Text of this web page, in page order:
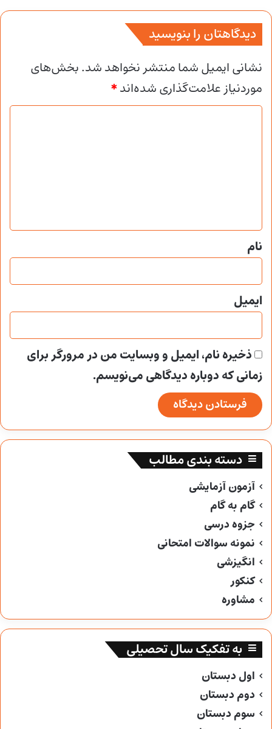
دیدگاهتان را بنویسید
نشانی ایمیل شما منتشر نخواهد شد.بخش‌های
موردنیاز علامت‌گذاری شده‌اند*
د
*
نام
ایمیل
ذخیره نام، ایمیل و وبسایت من در مرورگر برای
زمانی که دوباره دیدگاهی می‌نویسم.
دسته بندی مطالب
آزمون آزمایشی
گام به گام
جزوه درسی
نمونه سوالات امتحانی
انگیزشی
کنکور
مشاوره
به تفکیک سال تحصیلی
اول دبستان
دوم دبستان
سوم دبستان